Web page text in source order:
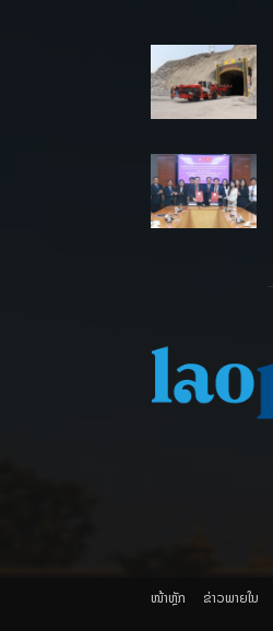
ໜ້າຫຼັກ ຂ່າວພາຍ​ໃນ